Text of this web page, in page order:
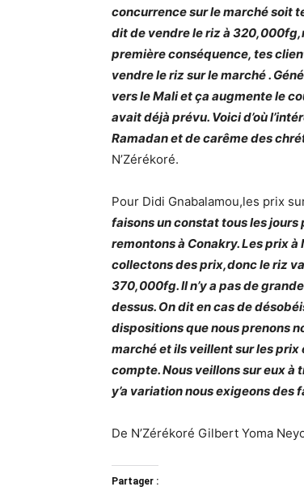
concurrence sur le marché soit
dit de vendre le riz à
première conséquence, tes
vendre le riz sur le marché .
vers le Mali et ça augmente le
avait déjà prévu. Voici d’où
Ramadan et de carême des
N’Zérékoré.
Pour Didi Gnabalamou,les prix
faisons un constat tous les
remontons à Conakry. Les prix
collectons des prix,donc le riz
370,000fg. Il n’y a pas de
dessus. On dit en cas de
dispositions que nous prenons
marché et ils veillent sur les prix
compte. Nous veillons sur eux
y’a variation nous exigeons des
De N’Zérékoré Gilbert Yoma
Partager :